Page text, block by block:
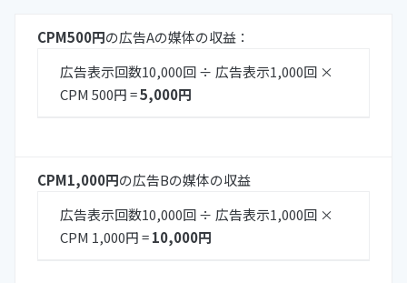
CPM500円の広告Aの媒体の収益：
広告表示回数10,000回 ÷ 広告表示1,000回 ×
CPM 500円 =5,000円
CPM1,000円の広告Bの媒体の収益
広告表示回数10,000回 ÷ 広告表示1,000回 ×
CPM 1,000円 =10,000円